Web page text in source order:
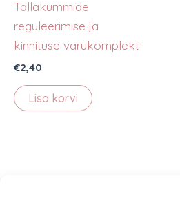
Tallakummide
reguleerimise ja
kinnituse varukomplekt
€2,40
Lisa korvi